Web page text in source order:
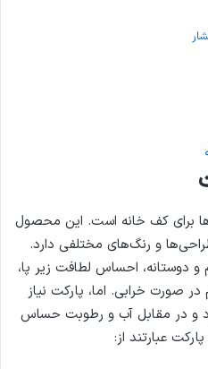
برای کف خانه است. این محصول
و رنگ‌های مختلفی دارد.
و دوستانه، احساس لطافت زیر پا،
صورت خرابی. اما، پارکت نیاز
و در مقابل آب و رطوبت حساس
عبارتند از: